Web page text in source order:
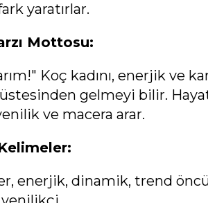
yaratırlar.
Mottosu:
Koç kadını, enerjik ve
gelmeyi bilir.
ve macera arar.
enerjik, dinamik, trend